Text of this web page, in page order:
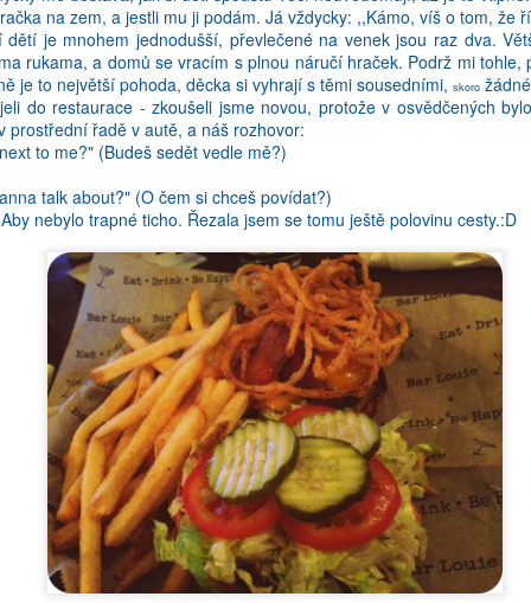
na zem, a jestli mu ji podám. Já vždycky: ,,Kámo, víš o tom, že
dětí je mnohem jednodušší, převlečené na venek jsou raz dva.
rukama, a domů se vracím s plnou náručí hraček. Podrž mi tohle,
je to největší pohoda, děcka si vyhrají s těmi sousedními, skoro
do restaurace - zkoušeli jsme novou, protože v osvědčených
prostřední řadě v autě, a náš rozhovor:
to me?" (Budeš sedět vedle mě?)
talk about?" (O čem si chceš povídat?)
nebylo trapné ticho. Řezala jsem se tomu ještě polovinu cesty.:D
vlastne" moment). Jenze kdyz si na tu vec nedokazete vzpomenout v
umim anglictiny, tim vice muj mozek vypousti cestinu. Jako
slovicka musi uvolnit prostor tem nove naucenym - a proste to
treba peti jazyky. To nevim, kde bych ten prostor brala!
ze uz nedokazu mit konverzaci na urovni - a mam pocit, ze z
dvema tydny jsem mela pohovor ohledne staze v pravni firme (po
zpusobem to ze me proste nelezlo tak, jak bych chtela.
abych byla nekdy schopna takove vyrazy pouzivat. Protoze
hodi! A tak to je i s cestinou. Mimochodem, na tu staz si me